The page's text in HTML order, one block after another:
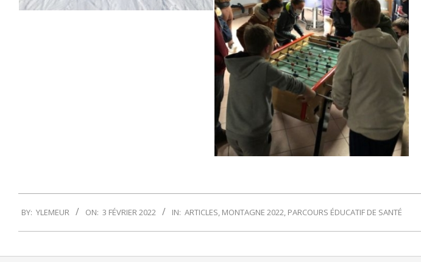
02-
03
BY: YLEMEUR ON: 3 FÉVRIER 2022 IN: ARTICLES, MONTAGNE 2022, PARCOURS ÉDUCATIF DE SANTÉ